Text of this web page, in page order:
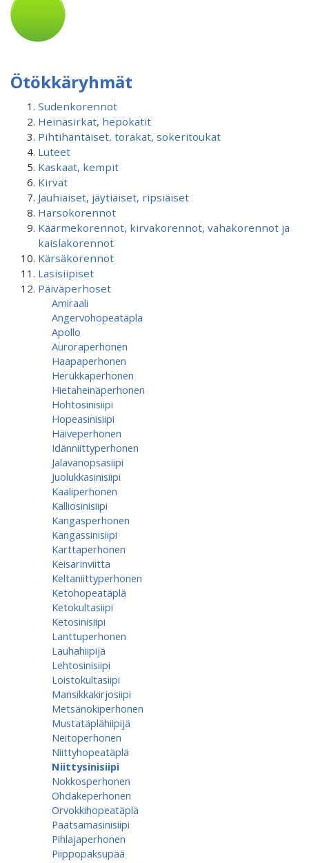
Ötökkäryhmät
Sudenkorennot
Heinäsirkat, hepokatit
Pihtihäntäiset, torakat, sokeritoukat
Luteet
Kaskaat, kempit
Kirvat
Jauhiaiset, jäytiäiset, ripsiäiset
Harsokorennot
Käärmekorennot, kirvakorennot, vahakorennot ja
kaislakorennot
Kärsäkorennot
Lasisiipiset
Päiväperhoset
Amiraali
Angervohopeatäplä
Apollo
Auroraperhonen
Haapaperhonen
Herukkaperhonen
Hietaheinäperhonen
Hohtosinisiipi
Hopeasinisiipi
Häiveperhonen
Idänniittyperhonen
Jalavanopsasiipi
Juolukkasinisiipi
Kaaliperhonen
Kalliosinisiipi
Kangasperhonen
Kangassinisiipi
Karttaperhonen
Keisarinviitta
Keltaniittyperhonen
Ketohopeatäplä
Ketokultasiipi
Ketosinisiipi
Lanttuperhonen
Lauhahiipijä
Lehtosinisiipi
Loistokultasiipi
Mansikkakirjosiipi
Metsänokiperhonen
Mustatäplähiipijä
Neitoperhonen
Niittyhopeatäplä
Niittysinisiipi
Nokkosperhonen
Ohdakeperhonen
Orvokkihopeatäplä
Paatsamasinisiipi
Pihlajaperhonen
Piippopaksupää